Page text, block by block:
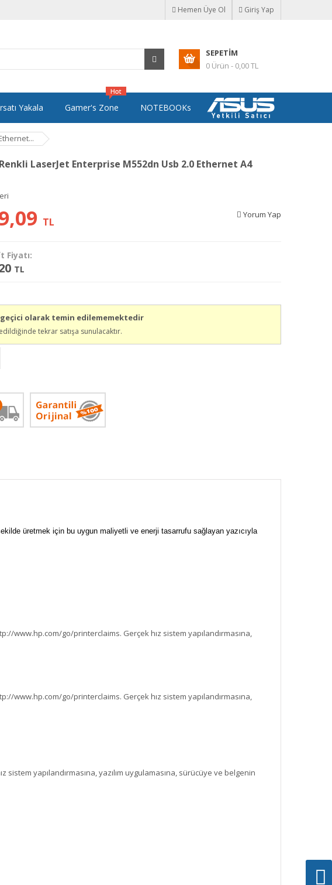
Hemen Üye Ol Giriş Yap
SEPETIM
0 Ürün - 0,00 TL
Yakala Gamer's Zone NOTEBOOKs
Renkli LaserJet Enterprise M552dn Usb 2.0 Ethernet A4
Yorum Yap
TL
Fiyatı:
TL
olarak temin edilememektedir
tekrar satışa sunulacaktır.
üretmek için bu uygun maliyetli ve enerji tasarrufu sağlayan yazıcıyla
www.hp.com/go/printerclaims. Gerçek hız sistem yapılandırmasına,
www.hp.com/go/printerclaims. Gerçek hız sistem yapılandırmasına,
yapılandırmasına, yazılım uygulamasına, sürücüye ve belgenin